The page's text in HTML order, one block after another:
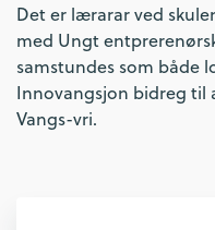
Det er lærarar ved
med Ungt
samstundes som både
Innovangsjon bidreg til
Vangs-vri.